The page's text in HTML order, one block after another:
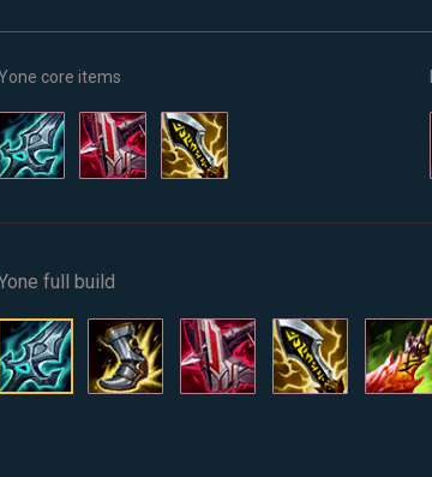
core items
full build